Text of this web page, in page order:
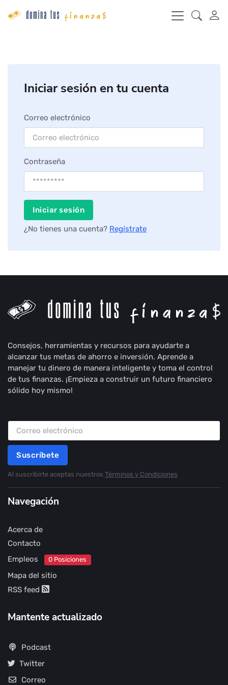
Iniciar sesión en tu cuenta
Correo electrónico
Contraseña
Iniciar sesión
¿No tienes una cuenta? Regístrate
Consejos, herramientas y recursos para ayudarte a
alcanzar tus metas de ahorro e inversión. Aprende a
manejar tu dinero de manera inteligente y toma el control
de tus finanzas. ¡Empieza a construir un futuro financiero
sólido hoy mismo!
Suscríbete
Al suscribirte aceptas nuestros Términos y Condiciones
Navegación
Acerca de
Contacto
Empleos
0 Posiciones
Mapa del sitio
RSS feed
Mantente actualizado
Podcast
Twitter
Correo